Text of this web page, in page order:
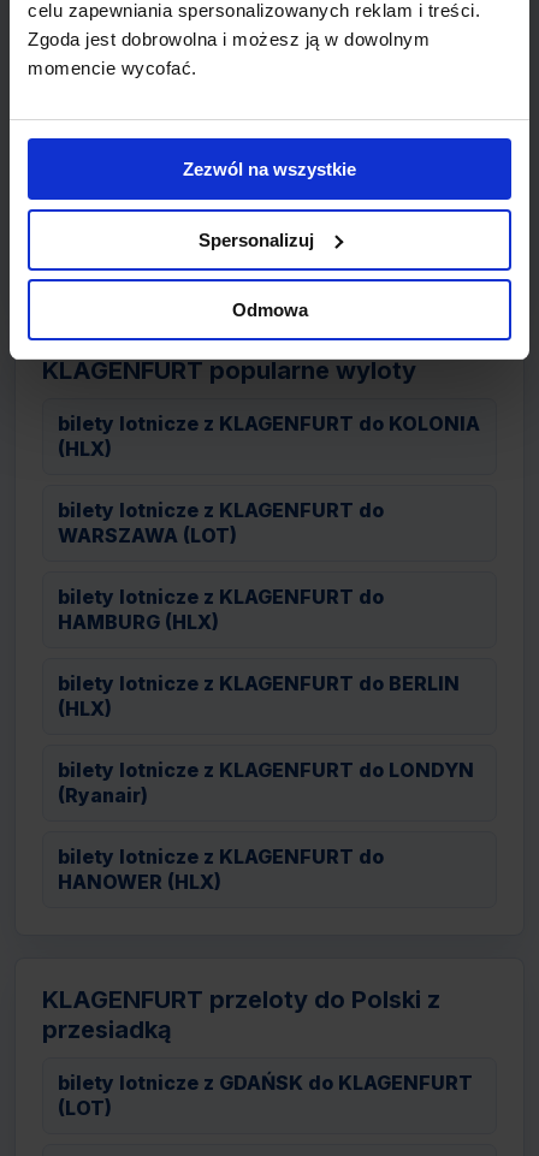
celu zapewniania spersonalizowanych reklam i treści.
Zgoda jest dobrowolna i możesz ją w dowolnym
momencie wycofać.
Zezwól na wszystkie
Spersonalizuj
Odmowa
Innsbruck
Karntner Airport
Wiedeń International Airport
KLAGENFURT popularne wyloty
bilety lotnicze z KLAGENFURT do KOLONIA
(HLX)
bilety lotnicze z KLAGENFURT do
WARSZAWA (LOT)
bilety lotnicze z KLAGENFURT do
HAMBURG (HLX)
bilety lotnicze z KLAGENFURT do BERLIN
(HLX)
bilety lotnicze z KLAGENFURT do LONDYN
(Ryanair)
bilety lotnicze z KLAGENFURT do
HANOWER (HLX)
KLAGENFURT przeloty do Polski z
przesiadką
bilety lotnicze z GDAŃSK do KLAGENFURT
(LOT)